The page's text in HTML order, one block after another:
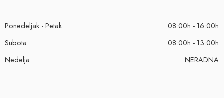
Ponedeljak - Petak
08:00h - 16:00h
Subota
08:00h - 13:00h
Nedelja
NERADNA